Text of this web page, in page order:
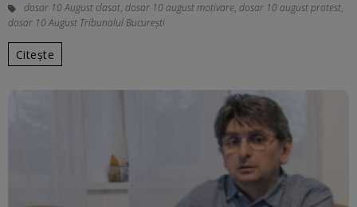
dosar 10 August clasat, dosar 10 august motivare, dosar 10 august protest,
dosar 10 August Tribunalul București
Citește